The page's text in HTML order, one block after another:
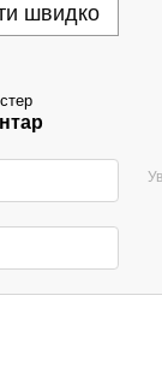
швидко